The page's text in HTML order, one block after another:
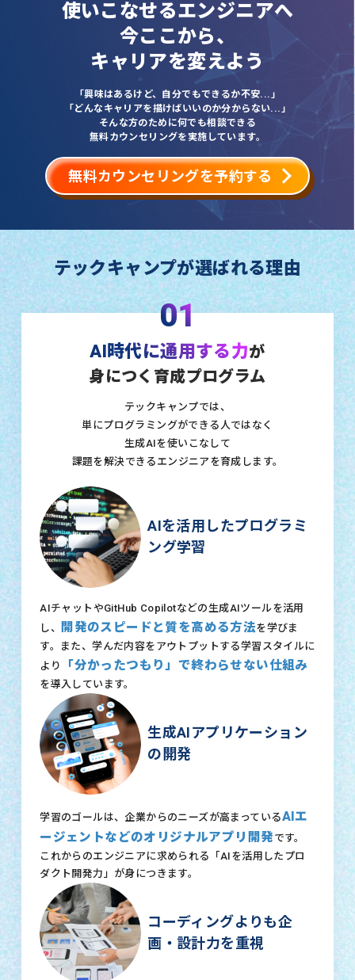
使いこなせるエンジニアへ
今ここから、
キャリアを変えよう
「興味はあるけど、自分でもできるか不安...」
「どんなキャリアを描けばいいのか分からない...」
そんな方のために何でも相談できる
無料カウンセリングを実施しています。
無料カウンセリングを予約する
テックキャンプが選ばれる理由
01
AI時代に通用する力が
身につく育成プログラム
テックキャンプでは、
単にプログラミングができる人ではなく
生成AIを使いこなして
課題を解決できるエンジニアを育成します。
AIを活用したプログラミ
ング学習
AIチャットやGitHub Copilotなどの生成AIツールを活用
し、
開発のスピードと質を高める方法を学びま
す。また、学んだ内容をアウトプットする学習スタイルに
より
「分かったつもり」で終わらせない仕組み
を導入しています。
生成AIアプリケーション
の開発
学習のゴールは、企業からのニーズが高まっているAIエ
ージェントなどのオリジナルアプリ開発です。
これからのエンジニアに求められる「AIを活用したプロ
ダクト開発力」が身につきます。
コーディングよりも企
画・設計力を重視